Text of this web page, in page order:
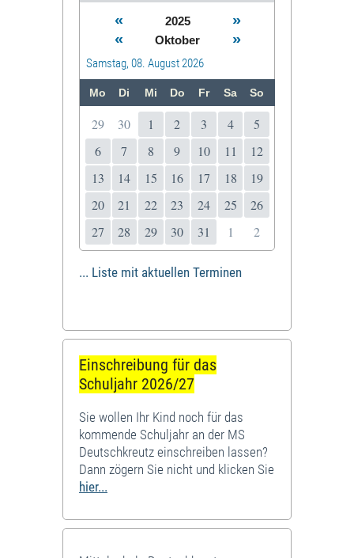
« 2025
»
«
Oktober »
Samstag, 08. August 2026
Mo Di Mi Do Fr Sa So
29 30 1 2 3 4
5
6
7 8 9 10 11
12
13
14 15 16 17 18
19
20
21 22 23 24 25
26
27
28 29 30 31 1 2
... Liste mit aktuellen Terminen
Einschreibung für das
Schuljahr 2026/27
Sie wollen Ihr Kind noch für das
kommende Schuljahr an der MS
Deutschkreutz einschreiben lassen?
Dann zögern Sie nicht und klicken Sie
hier...